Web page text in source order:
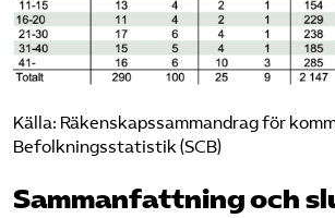
Källa: Räkenskapssammandrag för
Befolkningsstatistik (SCB)
Sammanfattning och